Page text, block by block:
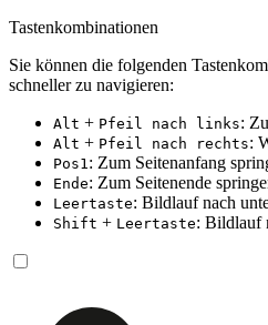
Tastenkombinationen
Sie können die folgenden
schneller zu navigieren:
Alt + Pfeil nach links:
Alt + Pfeil nach rechts:
Pos1: Zum Seitenanfang
Ende: Zum Seitenende
Leertaste: Bildlauf nach
Shift + Leertaste: Bildlauf